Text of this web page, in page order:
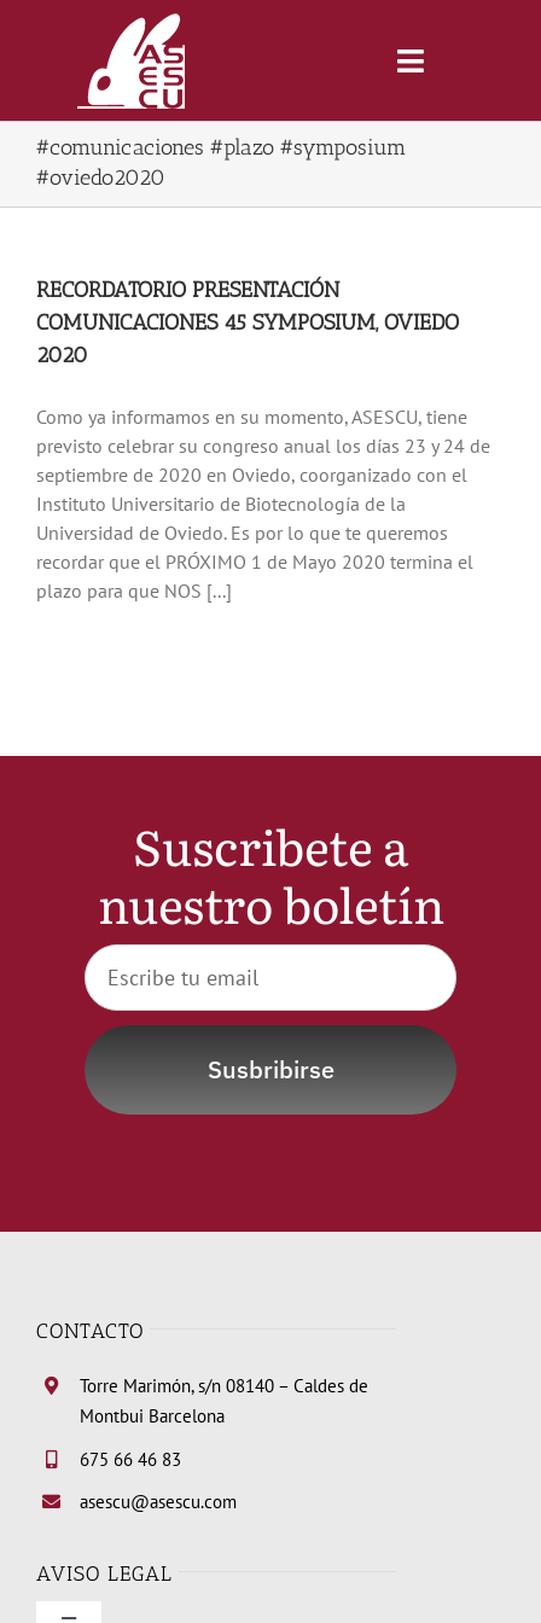
Toggle
Inicio
Tienda
Lonjas
Symposiums
Noticias
WooCommerce Cart
#comunicaciones #plazo #symposium
#oviedo2020
RECORDATORIO PRESENTACIÓN
COMUNICACIONES 45 SYMPOSIUM, OVIEDO
2020
Como ya informamos en su momento, ASESCU, tiene
previsto celebrar su congreso anual los días 23 y 24 de
septiembre de 2020 en Oviedo, coorganizado con el
Instituto Universitario de Biotecnología de la
Universidad de Oviedo. Es por lo que te queremos
recordar que el PRÓXIMO 1 de Mayo 2020 termina el
plazo para que NOS [...]
Suscribete a
nuestro boletín
Susbribirse
CONTACTO
Torre Marimón, s/n 08140 – Caldes de
Montbui Barcelona
675 66 46 83
asescu@asescu.com
AVISO LEGAL